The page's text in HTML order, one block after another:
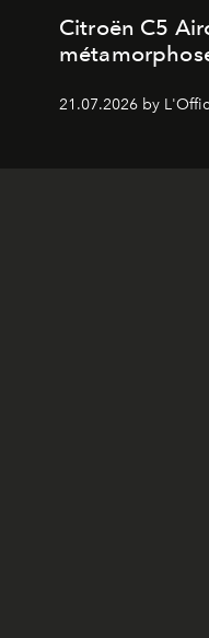
Citroën C5
21.07.2026 by